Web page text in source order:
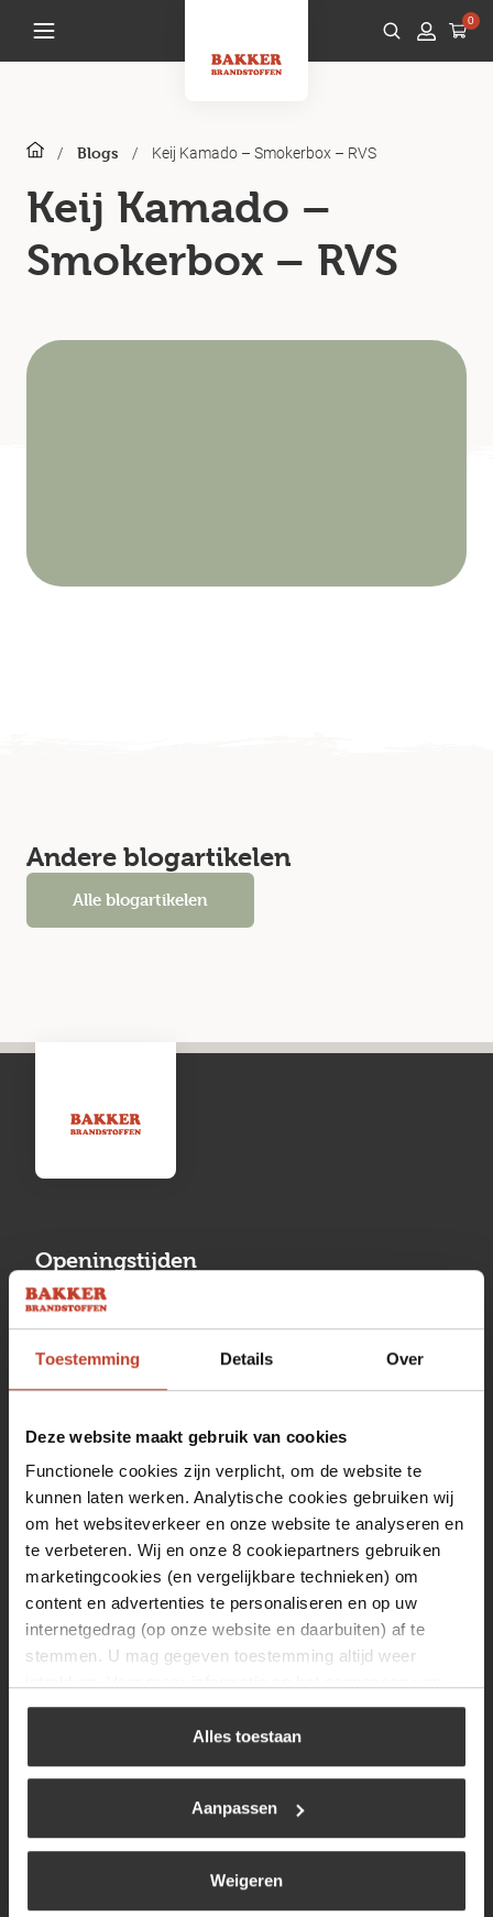
Toestemming Details Over
Deze website maakt gebruik van cookies
Functionele cookies zijn verplicht, om de website te
kunnen laten werken. Analytische cookies gebruiken wij
om het websiteverkeer en onze website te analyseren en
te verbeteren. Wij en onze 8 cookiepartners gebruiken
marketingcookies (en vergelijkbare technieken) om
content en advertenties te personaliseren en op uw
internetgedrag (op onze website en daarbuiten) af te
stemmen. U mag gegeven toestemming altijd weer
uw keuze op onze website verwijzen wij u naar ons
Alles toestaan
Aanpassen
Weigeren
0
/ Blogs / Keij Kamado – Smokerbox – RVS
Keij Kamado –
Smokerbox – RVS
Andere blogartikelen
Alle blogartikelen
Openingstijden
Maandag
13:00 tot 17:00
Dinsdag
08:00 tot 17:00
08:00 tot 17:00
Vrijdag
08:00 tot 17:00
Zaterdag
09:30 tot 12:00
Zondag
Gesloten
Navigatie
BBQ
Kamperen
Gastechniek